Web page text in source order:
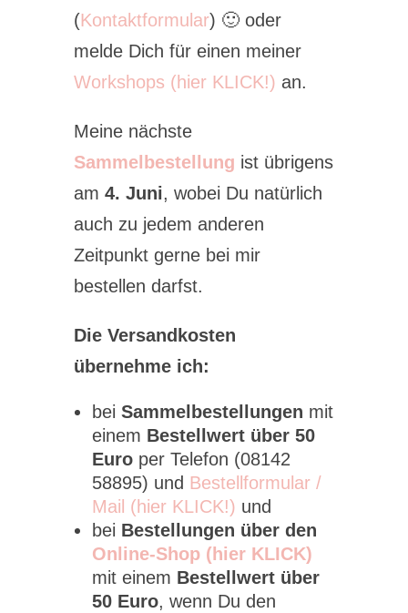
(Kontaktformular) 🙂 oder
melde Dich für einen meiner
Workshops (hier KLICK!) an.
Meine nächste
Sammelbestellung ist übrigens
am 4. Juni, wobei Du natürlich
auch zu jedem anderen
Zeitpunkt gerne bei mir
bestellen darfst.
Die Versandkosten
übernehme ich:
bei Sammelbestellungen mit
einem Bestellwert über 50
Euro per Telefon (08142
58895) und Bestellformular /
Mail (hier KLICK!) und
bei Bestellungen über den
Online-Shop (hier KLICK)
mit einem Bestellwert über
50 Euro, wenn Du den